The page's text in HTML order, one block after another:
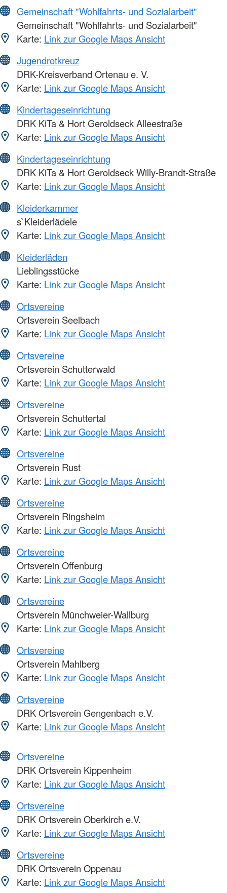
Gemeinschaft "Wohlfahrts- und Sozialarbeit"
Gemeinschaft "Wohlfahrts- und Sozialarbeit"
Karte: Link zur Google Maps Ansicht
Jugendrotkreuz
DRK-Kreisverband Ortenau e. V.
Karte: Link zur Google Maps Ansicht
Kindertageseinrichtung
DRK KiTa & Hort Geroldseck Alleestraße
Karte: Link zur Google Maps Ansicht
Kindertageseinrichtung
DRK KiTa & Hort Geroldseck Willy-Brandt-Straße
Karte: Link zur Google Maps Ansicht
Kleiderkammer
s`Kleiderlädele
Karte: Link zur Google Maps Ansicht
Kleiderläden
Lieblingsstücke
Karte: Link zur Google Maps Ansicht
Ortsvereine
Ortsverein Seelbach
Karte: Link zur Google Maps Ansicht
Ortsvereine
Ortsverein Schutterwald
Karte: Link zur Google Maps Ansicht
Ortsvereine
Ortsverein Schuttertal
Karte: Link zur Google Maps Ansicht
Ortsvereine
Ortsverein Rust
Karte: Link zur Google Maps Ansicht
Ortsvereine
Ortsverein Ringsheim
Karte: Link zur Google Maps Ansicht
Ortsvereine
Ortsverein Offenburg
Karte: Link zur Google Maps Ansicht
Ortsvereine
Ortsverein Münchweier-Wallburg
Karte: Link zur Google Maps Ansicht
Ortsvereine
Ortsverein Mahlberg
Karte: Link zur Google Maps Ansicht
Ortsvereine
DRK Ortsverein Gengenbach e.V.
Karte: Link zur Google Maps Ansicht
Ortsvereine
DRK Ortsverein Kippenheim
Karte: Link zur Google Maps Ansicht
Ortsvereine
DRK Ortsverein Oberkirch e.V.
Karte: Link zur Google Maps Ansicht
Ortsvereine
DRK Ortsverein Oppenau
Karte: Link zur Google Maps Ansicht